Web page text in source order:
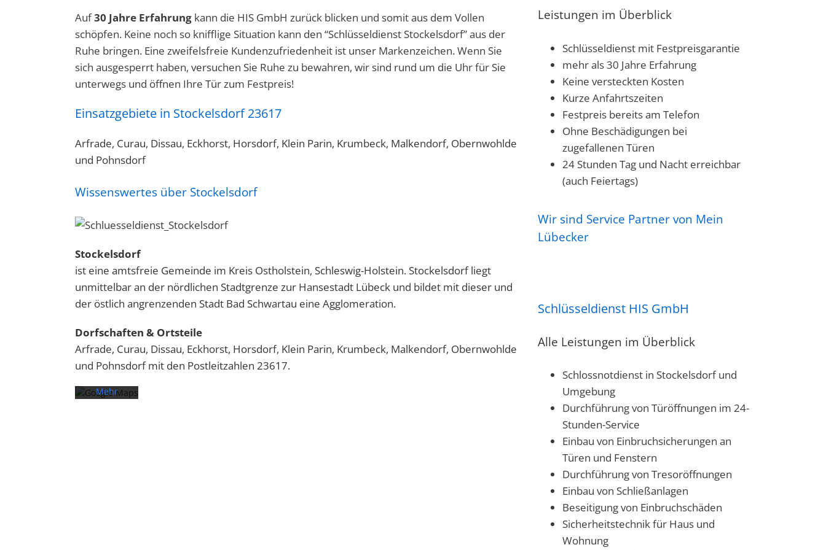
Auf30 Jahre Erfahrung kann die HIS GmbH zurück blicken und somit aus dem Vollen
schöpfen. Keine noch so knifflige Situation kann den “Schlüsseldienst Stockelsdorf” aus der
Ruhe bringen. Eine zweifelsfreie Kundenzufriedenheit ist unser Markenzeichen. Wenn Sie
sich ausgesperrt haben, versuchen Sie Ruhe zu bewahren, wir sind rund um die Uhr für Sie
unterwegs und öffnen Ihre Tür zum Festpreis!
Einsatzgebiete in Stockelsdorf 23617
Arfrade, Curau, Dissau, Eckhorst, Horsdorf, Klein Parin, Krumbeck, Malkendorf, Obernwohlde
und Pohnsdorf
Wissenswertes über Stockelsdorf
Stockelsdorf
ist eine amtsfreie Gemeinde im Kreis Ostholstein, Schleswig-Holstein. Stockelsdorf liegt
unmittelbar an der nördlichen Stadtgrenze zur Hansestadt Lübeck und bildet mit dieser und
der östlich angrenzenden Stadt Bad Schwartau eine Agglomeration.
Dorfschaften & Ortsteile
Arfrade, Curau, Dissau, Eckhorst, Horsdorf, Klein Parin, Krumbeck, Malkendorf, Obernwohlde
und Pohnsdorf mit den Postleitzahlen 23617.
Mit dem
Laden der
akzeptieren
Sie die
Datenschutzerklärung
von
Mehr
Leistungen im Überblick
Schlüsseldienst mit Festpreisgarantie
mehr als 30 Jahre Erfahrung
Keine versteckten Kosten
Kurze Anfahrtszeiten
Festpreis bereits am Telefon
Ohne Beschädigungen bei
zugefallenen Türen
24 Stunden Tag und Nacht erreichbar
(auch Feiertags)
Wir sind Service Partner von Mein
Lübecker
Schlüsseldienst HIS GmbH
Alle Leistungen im Überblick
Schlossnotdienst in Stockelsdorf und
Umgebung
Durchführung von Türöffnungen im 24-
Stunden-Service
Einbau von Einbruchsicherungen an
Türen und Fenstern
Durchführung von Tresoröffnungen
Einbau von Schließanlagen
Beseitigung von Einbruchschäden
Sicherheitstechnik für Haus und
Wohnung